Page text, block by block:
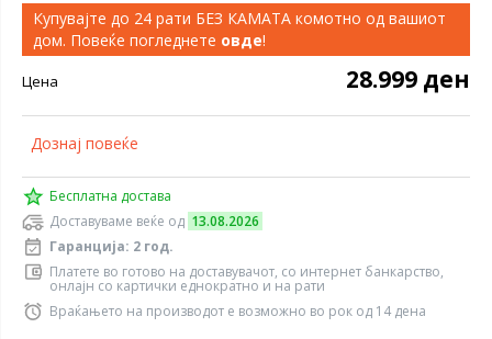
Купувајте до 24 рати БЕЗ КАМАТА комотно од вашиот
дом. Повеќе погледнете овде!
Цена 28.999 ден
Дознај повеќе
Бесплатна достава
Доставуваме веќе од 13.08.2026
Гаранција: 2 год.
Платете во готово на доставувачот, со интернет банкарство,
онлајн со картички еднократно и на рати
Враќањето на производот е возможно во рок од 14 дена